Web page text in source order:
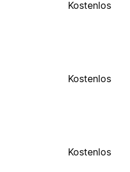
Kostenlos
Kostenlos
Kostenlos